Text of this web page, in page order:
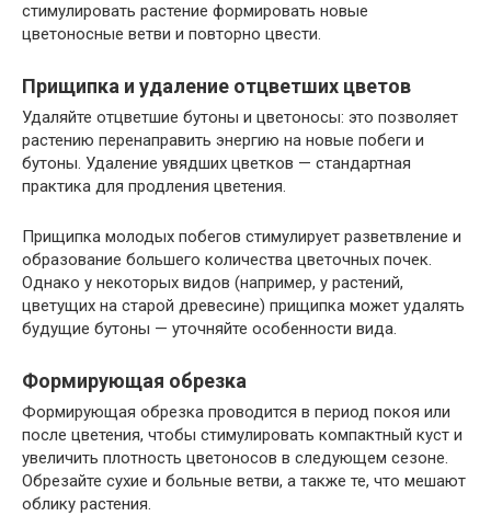
стимулировать растение формировать новые
цветоносные ветви и повторно цвести.
Прищипка и удаление отцветших цветов
Удаляйте отцветшие бутоны и цветоносы: это позволяет
растению перенаправить энергию на новые побеги и
бутоны. Удаление увядших цветков — стандартная
практика для продления цветения.
Прищипка молодых побегов стимулирует разветвление и
образование большего количества цветочных почек.
Однако у некоторых видов (например, у растений,
цветущих на старой древесине) прищипка может удалять
будущие бутоны — уточняйте особенности вида.
Формирующая обрезка
Формирующая обрезка проводится в период покоя или
после цветения, чтобы стимулировать компактный куст и
увеличить плотность цветоносов в следующем сезоне.
Обрезайте сухие и больные ветви, а также те, что мешают
облику растения.